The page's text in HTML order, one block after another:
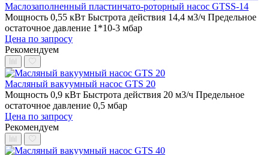
Маслозаполненный пластинчато-роторный насос GTSS-14
Мощность 0,55 кВт Быстрота действия 14,4 м3/ч Предельное
остаточное давление 1*10-3 мбар
Цена по запросу
Рекомендуем
Масляный вакуумный насос GTS 20
Мощность 0,9 кВт Быстрота действия 20 м3/ч Предельное
остаточное давление 0,5 мбар
Цена по запросу
Рекомендуем